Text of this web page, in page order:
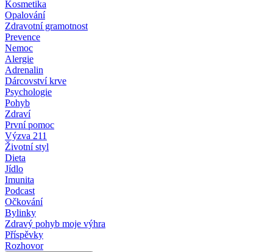
Kosmetika
Opalování
Zdravotní gramotnost
Prevence
Nemoc
Alergie
Adrenalin
Dárcovství krve
Psychologie
Pohyb
Zdraví
První pomoc
Výzva 211
Životní styl
Dieta
Jídlo
Imunita
Podcast
Očkování
Bylinky
Zdravý pohyb moje výhra
Příspěvky
Rozhovor